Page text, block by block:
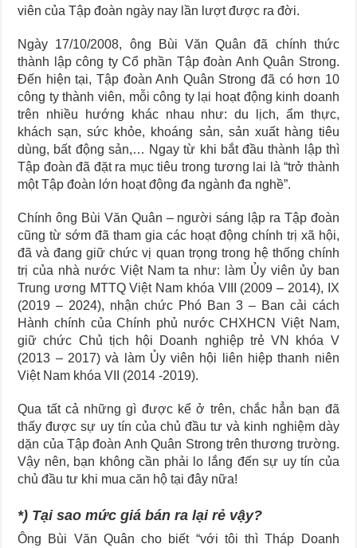
viên của Tập đoàn ngày nay lần lượt được ra đời.
Ngày 17/10/2008, ông Bùi Văn Quân đã chính thức
thành lập công ty Cổ phần Tập đoàn Anh Quân Strong.
Đến hiện tại, Tập đoàn Anh Quân Strong đã có hơn 10
công ty thành viên, mỗi công ty lại hoạt động kinh doanh
trên nhiều hướng khác nhau như: du lịch, ẩm thực,
khách sạn, sức khỏe, khoáng sản, sản xuất hàng tiêu
dùng, bất động sản,… Ngay từ khi bắt đầu thành lập thì
Tập đoàn đã đặt ra mục tiêu trong tương lai là “trở thành
một Tập đoàn lớn hoạt động đa ngành đa nghề”.
Chính ông Bùi Văn Quân – người sáng lập ra Tập đoàn
cũng từ sớm đã tham gia các hoạt động chính trị xã hội,
đã và đang giữ chức vị quan trọng trong hệ thống chính
trị của nhà nước Việt Nam ta như: làm Ủy viên ủy ban
Trung ương MTTQ Việt Nam khóa VIII (2009 – 2014), IX
(2019 – 2024), nhận chức Phó Ban 3 – Ban cải cách
Hành chính của Chính phủ nước CHXHCN Việt Nam,
giữ chức Chủ tịch hội Doanh nghiệp trẻ VN khóa V
(2013 – 2017) và làm Ủy viên hội liên hiệp thanh niên
Việt Nam khóa VII (2014 -2019).
Qua tất cả những gì được kể ở trên, chắc hẳn bạn đã
thấy được sự uy tín của chủ đầu tư và kinh nghiệm dày
dặn của Tập đoàn Anh Quân Strong trên thương trường.
Vậy nên, bạn không cần phải lo lắng đến sự uy tín của
chủ đầu tư khi mua căn hộ tại đây nữa!
*) Tại sao mức giá bán ra lại rẻ vậy?
Ông Bùi Văn Quân cho biết “với tôi thì Tháp Doanh